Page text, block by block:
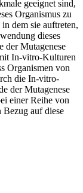
geeignet sind,
Organismus zu
dem sie auftreten,
dieses
der Mutagenese
In-vitro-Kulturen
Organismen von
die In-vitro-
der Mutagenese
einer Reihe von
auf diese